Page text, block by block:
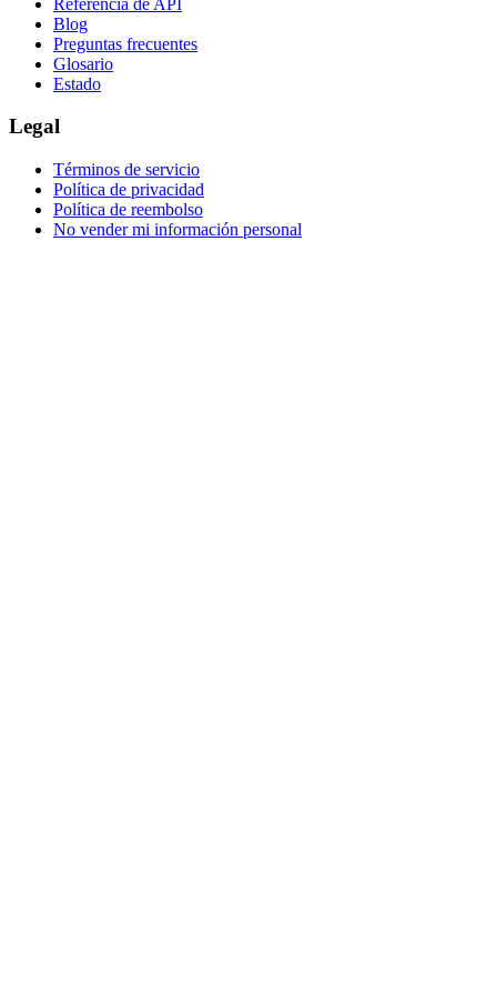
Blog
Preguntas frecuentes
Glosario
Estado
Legal
Términos de servicio
Política de privacidad
Política de reembolso
No vender mi información personal